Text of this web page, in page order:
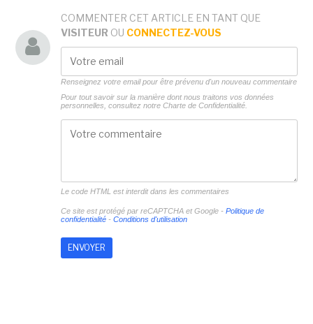
COMMENTER CET ARTICLE EN TANT QUE
VISITEUR OU CONNECTEZ-VOUS
Renseignez votre email pour être prévenu d'un nouveau commentaire
Pour tout savoir sur la manière dont nous traitons vos données
personnelles, consultez notre Charte de Confidentialité.
Le code HTML est interdit dans les commentaires
Ce site est protégé par reCAPTCHA et Google - Politique de
confidentialité- Conditions d'utilisation